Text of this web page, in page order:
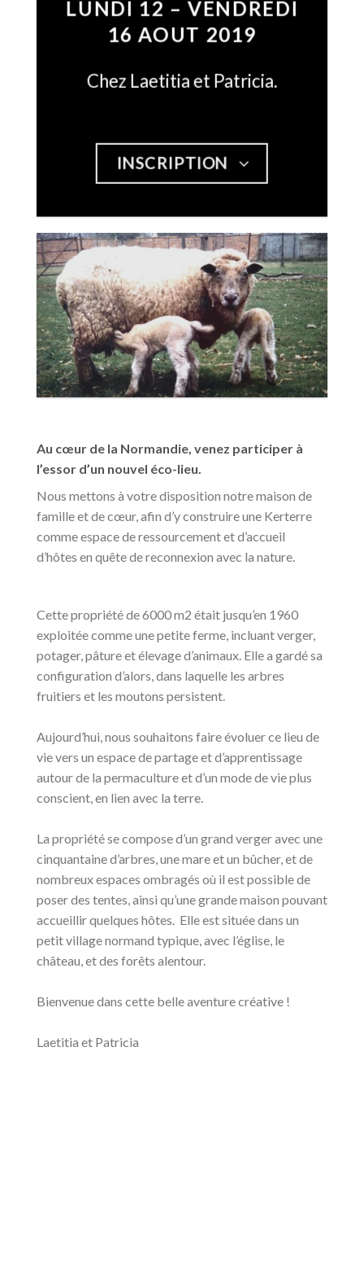
LUNDI 12 – VENDREDI
16 AOUT 2019
Chez Laetitia et Patricia.
INSCRIPTION
Au cœur de la Normandie, venez participer à
l’essor d’un nouvel éco-lieu.
Nous mettons à votre disposition notre maison de
famille et de cœur, afin d’y construire une Kerterre
comme espace de ressourcement et d’accueil
d’hôtes en quête de reconnexion avec la nature.
Cette propriété de 6000 m2 était jusqu’en 1960
exploitée comme une petite ferme, incluant verger,
potager, pâture et élevage d’animaux. Elle a gardé sa
configuration d’alors, dans laquelle les arbres
fruitiers et les moutons persistent.
Aujourd’hui, nous souhaitons faire évoluer ce lieu de
vie vers un espace de partage et d’apprentissage
autour de la permaculture et d’un mode de vie plus
conscient, en lien avec la terre.
La propriété se compose d’un grand verger avec une
cinquantaine d’arbres, une mare et un bûcher, et de
nombreux espaces ombragés où il est possible de
poser des tentes, ainsi qu’une grande maison pouvant
accueillir quelques hôtes. Elle est située dans un
petit village normand typique, avec l’église, le
château, et des forêts alentour.
Bienvenue dans cette belle aventure créative !
Laetitia et Patricia